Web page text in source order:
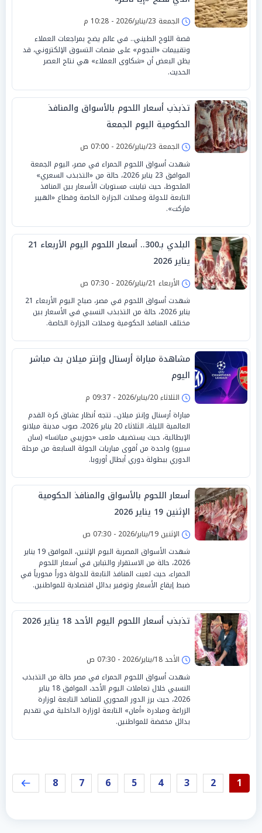
الجمعة 23/يناير/2026 - 10:28 م
قصة اللوح الطيني.. في عالم يضج بمراجعات العملاء
وتقييمات «النجوم» على منصات التسوق الإلكتروني، قد
يظن البعض أن «شكاوى العملاء» هي نتاج العصر
الحديث.
تذبذب أسعار اللحوم بالأسواق والمنافذ
الحكومية اليوم الجمعة
الجمعة 23/يناير/2026 - 07:00 ص
شهدت أسواق اللحوم الحمراء في مصر، اليوم الجمعة
الموافق 23 يناير 2026، حالة من «التذبذب السعري»
الملحوظ، حيث تباينت مستويات الأسعار بين المنافذ
التابعة للدولة ومحلات الجزارة الخاصة وقطاع «الهيبر
ماركت».
البلدي بـ300.. أسعار اللحوم اليوم الأربعاء 21
يناير 2026
الأربعاء 21/يناير/2026 - 07:30 ص
شهدت أسواق اللحوم في مصر، صباح اليوم الأربعاء 21
يناير 2026، حالة من التذبذب النسبي في الأسعار بين
مختلف المنافذ الحكومية ومحلات الجزارة الخاصة.
مشاهدة مباراة أرسنال وإنتر ميلان بث مباشر
اليوم
الثلاثاء 20/يناير/2026 - 09:37 م
مباراة أرسنال وإنتر ميلان.. تتجه أنظار عشاق كرة القدم
العالمية الليلة، الثلاثاء 20 يناير 2026، صوب مدينة ميلانو
الإيطالية، حيث يستضيف ملعب «جوزيبي مياتسا» (سان
سيرو) واحدة من أقوى مباريات الجولة السابعة من مرحلة
الدوري ببطولة دوري أبطال أوروبا.
أسعار اللحوم بالأسواق والمنافذ الحكومية
الإثنين 19 يناير 2026
الإثنين 19/يناير/2026 - 07:30 ص
شهدت الأسواق المصرية اليوم الإثنين، الموافق 19 يناير
2026، حالة من الاستقرار والتباين في أسعار اللحوم
الحمراء، حيث لعبت المنافذ التابعة للدولة دوراً محورياً في
ضبط إيقاع الأسعار وتوفير بدائل اقتصادية للمواطنين.
تذبذب أسعار اللحوم اليوم الأحد 18 يناير 2026
الأحد 18/يناير/2026 - 07:30 ص
شهدت أسواق اللحوم الحمراء في مصر حالة من التذبذب
النسبي خلال تعاملات اليوم الأحد، الموافق 18 يناير
2026، حيث برز الدور المحوري للمنافذ التابعة لوزارة
الزراعة ومبادرة «أمان» التابعة لوزارة الداخلية في تقديم
بدائل مخفضة للمواطنين.
1
2
3
4
5
6
7
8